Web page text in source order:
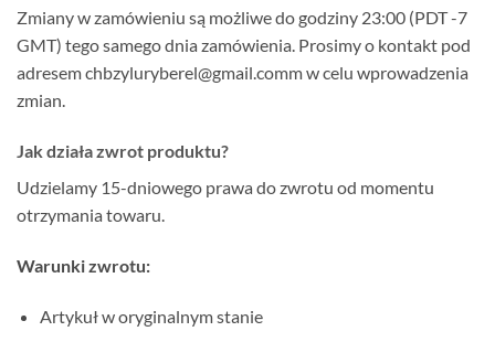
Zmiany w zamówieniu są możliwe do godziny 23:00 (PDT -7
GMT) tego samego dnia zamówienia. Prosimy o kontakt pod
adresem chbzyluryberel@gmail.comm w celu wprowadzenia
zmian.
Jak działa zwrot produktu?
Udzielamy 15-dniowego prawa do zwrotu od momentu
otrzymania towaru.
Warunki zwrotu:
Artykuł w oryginalnym stanie